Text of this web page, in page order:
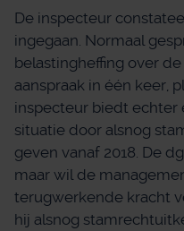
De inspecteur
ingegaan. Normaal
belastingheffing over
aanspraak in één keer,
inspecteur biedt echter
situatie door alsnog
geven vanaf 2018. De
maar wil de
terugwerkende kracht
hij alsnog